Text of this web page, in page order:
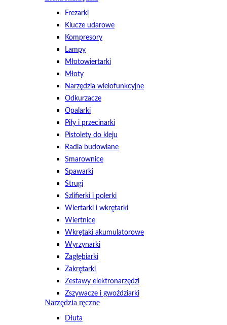
Frezarki
Klucze udarowe
Kompresory
Lampy
Młotowiertarki
Młoty
Narzędzia wielofunkcyjne
Odkurzacze
Opalarki
Piły i przecinarki
Pistolety do kleju
Radia budowlane
Smarownice
Spawarki
Strugi
Szlifierki i polerki
Wiertarki i wkrętarki
Wiertnice
Wkrętaki akumulatorowe
Wyrzynarki
Zagłębiarki
Zakrętarki
Zestawy elektronarzędzi
Zszywacze i gwoździarki
Narzędzia ręczne
Dłuta